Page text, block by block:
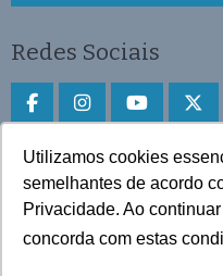
Utilizamos cookies
semelhantes de acordo
Privacidade. Ao
concorda com estas
Redes Sociais
Faça download do
Play Store e App Store